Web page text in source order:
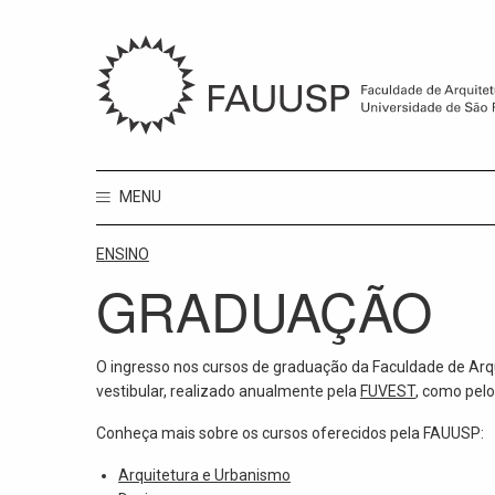
MENU
ENSINO
GRADUAÇÃO
O ingresso nos cursos de graduação da Faculdade de
vestibular, realizado anualmente pela FUVEST, como pelo
Conheça mais sobre os cursos oferecidos pela FAUUSP:
Arquitetura e Urbanismo